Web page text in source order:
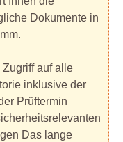
Dokumente in
auf alle
inklusive der
Prüftermin
Das lange